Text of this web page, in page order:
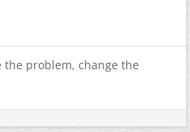
the problem, change the